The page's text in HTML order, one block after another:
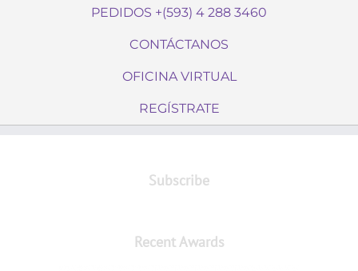
PEDIDOS +(593) 4 288 3460
CONTÁCTANOS
OFICINA VIRTUAL
REGÍSTRATE
Subscribe
Recent Awards